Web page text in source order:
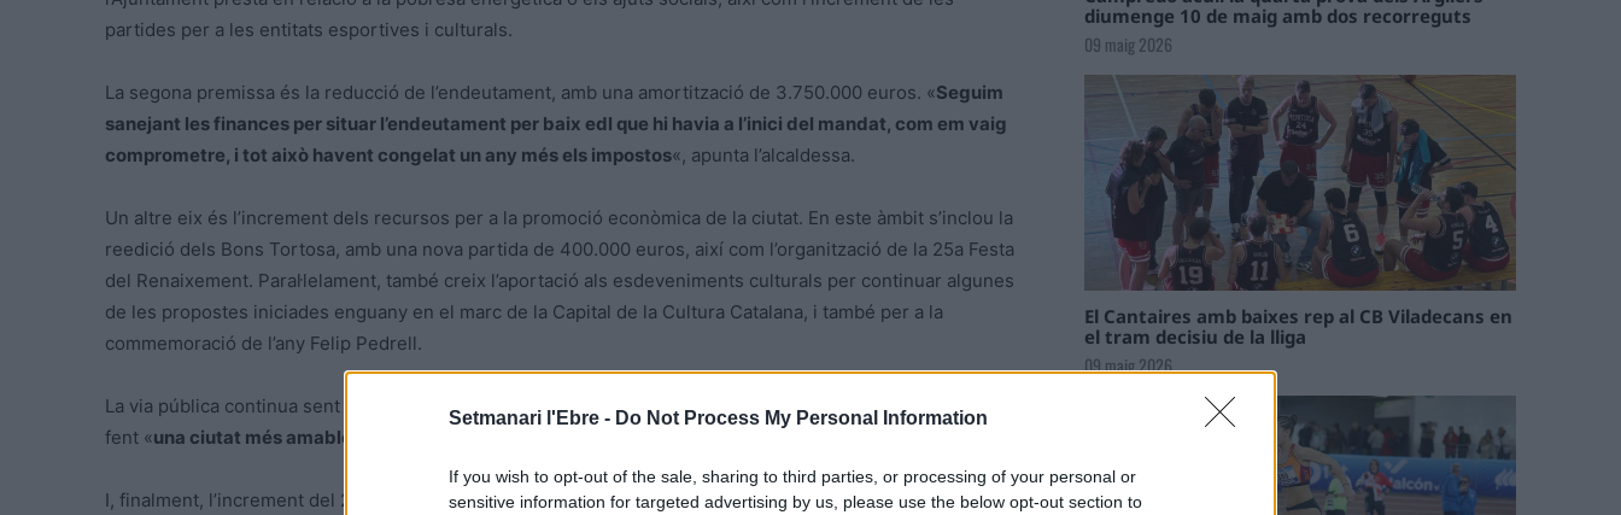
Setmanari l'Ebre - Do Not Process My Personal Information
If you wish to opt-out of the sale, sharing to third parties, or processing of your personal or
sensitive information for targeted advertising by us, please use the below opt-out section to
partides per a les entitats esportives i culturals.
La segona premissa és la reducció de l’endeutament, amb una amortització de 3.750.000 euros. «Seguim
sanejant les finances per situar l’endeutament per baix edl que hi havia a l’inici del mandat, com em vaig
comprometre, i tot això havent congelat un any més els impostos«, apunta l’alcaldessa.
Un altre eix és l’increment dels recursos per a la promoció econòmica de la ciutat. En este àmbit s’inclou la
reedició dels Bons Tortosa, amb una nova partida de 400.000 euros, així com l’organització de la 25a Festa
del Renaixement. Paral·lelament, també creix l’aportació als esdeveniments culturals per continuar algunes
de les propostes iniciades enguany en el marc de la Capital de la Cultura Catalana, i també per a la
commemoració de l’any Felip Pedrell.
La via pública continua sent una altra de les qüestions prioritàries, amb actuacions que permeten seguir
fent «una ciutat més amable i més sostenible, amb arranjaments a voreres, carrers i enjardinament
I, finalment, l’increment del 20% de les aportacions de l’Ajuntament als pobles del municipi per reforçar la
diumenge 10 de maig amb dos recorreguts
09 maig 2026
El Cantaires amb baixes rep al CB Viladecans en
el tram decisiu de la lliga
09 maig 2026